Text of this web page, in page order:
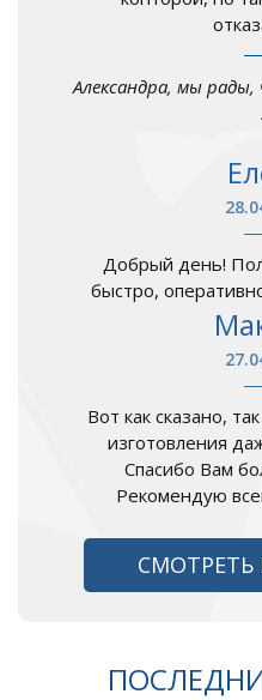
Александра, мы
Добрый день!
быстро,
Вот как сказано,
изготовления
Спасибо Вам
Рекомендую
СМОТРЕТЬ